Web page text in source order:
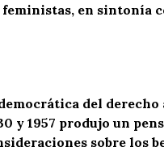
en sintonía
del
y 1957 produjo un
sobre los